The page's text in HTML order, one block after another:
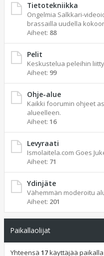
Tietotekniikka
Ongelmia Salkkari-
brassailla uudella
Aiheet: 88
Pelit
Keskustelua peleihin
Aiheet: 99
Ohje-alue
Kaikki foorumin ohjeet
alueelleen.
Aiheet: 16
Levyraati
Ismolaitela.com Goes
Aiheet: 71
Ydinjäte
Vähemmän moderoitu
Aiheet: 201
Paikallaolijat
Yhteensä 17käyttäjää